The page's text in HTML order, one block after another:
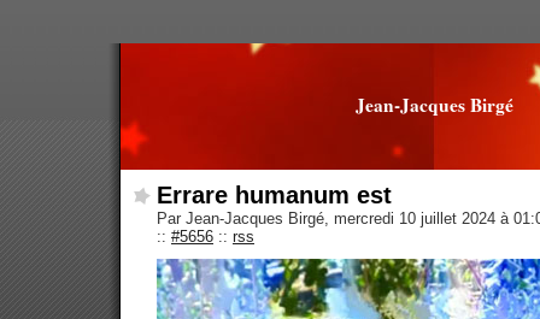
Jean-Jacques Birgé
Errare humanum est
Par Jean-Jacques Birgé, mercredi 10 juillet 2024 à
:: #5656 :: rss